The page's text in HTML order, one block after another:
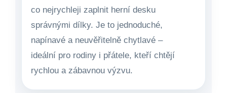
co nejrychleji zaplnit herní desku
správnými dílky. Je to jednoduché,
napínavé a neuvěřitelně chytlavé –
ideální pro rodiny i přátele, kteří chtějí
rychlou a zábavnou výzvu.